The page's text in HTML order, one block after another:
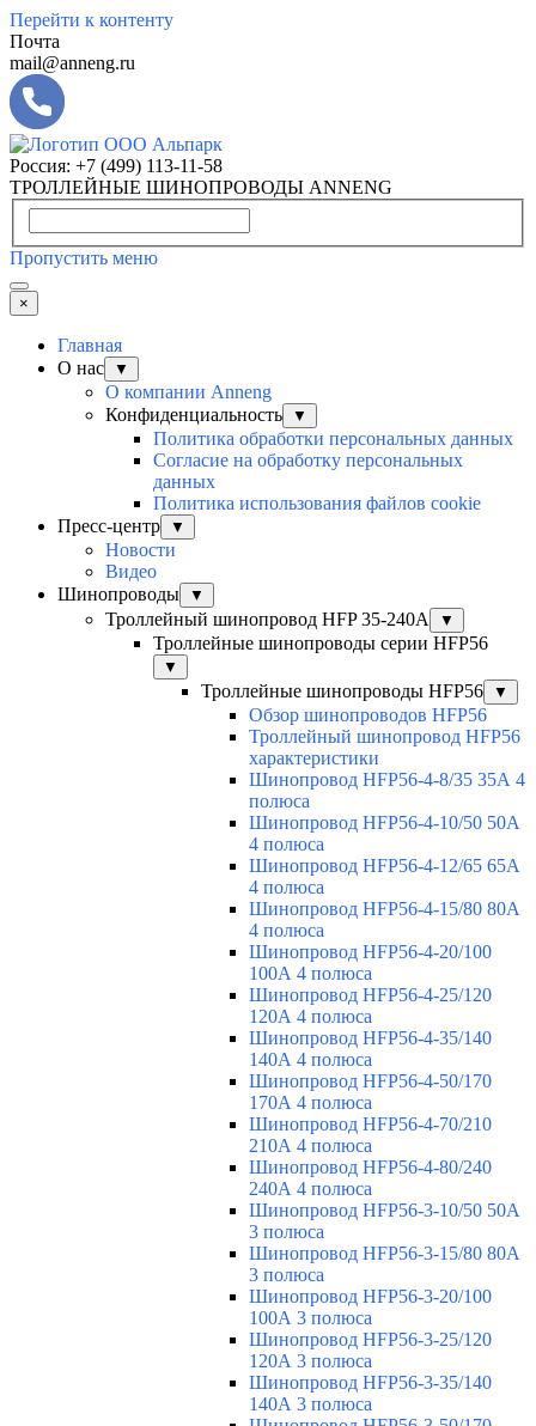
Перейти к контенту
Почта
mail@anneng.ru
Россия: +7 (499) 113-11-58
ТРОЛЛЕЙНЫЕ ШИНОПРОВОДЫ ANNENG
Пропустить меню
×
Главная
О нас
▼
О компании Anneng
Конфиденциальность
▼
Политика обработки персональных данных
Согласие на обработку персональных
данных
Политика использования файлов cookie
Пресс-центр
▼
Новости
Видео
Шинопроводы
▼
Троллейный шинопровод HFP 35-240А ▼
Троллейные шинопроводы серии HFP56
▼
Троллейные шинопроводы HFP56 ▼
Обзор шинопроводов HFP56
Троллейный шинопровод HFP56
характеристики
Шинопровод HFP56-4-8/35 35А 4
полюса
Шинопровод HFP56-4-10/50 50А
4 полюса
Шинопровод HFP56-4-12/65 65А
4 полюса
Шинопровод HFP56-4-15/80 80А
4 полюса
Шинопровод HFP56-4-20/100
100А 4 полюса
Шинопровод HFP56-4-25/120
120А 4 полюса
Шинопровод HFP56-4-35/140
140А 4 полюса
Шинопровод HFP56-4-50/170
170А 4 полюса
Шинопровод HFP56-4-70/210
210А 4 полюса
Шинопровод HFP56-4-80/240
240А 4 полюса
Шинопровод HFP56-3-10/50 50А
3 полюса
Шинопровод HFP56-3-15/80 80А
3 полюса
Шинопровод HFP56-3-20/100
100А 3 полюса
Шинопровод HFP56-3-25/120
120А 3 полюса
Шинопровод HFP56-3-35/140
140А 3 полюса